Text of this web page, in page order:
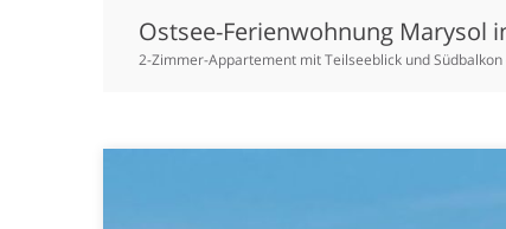
Ostsee-Ferienwohnung Marysol
2-Zimmer-Appartement mit Teilseeblick und